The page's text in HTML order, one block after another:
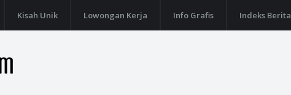
Kisah Unik Lowongan Kerja Info Grafis Indeks Berita